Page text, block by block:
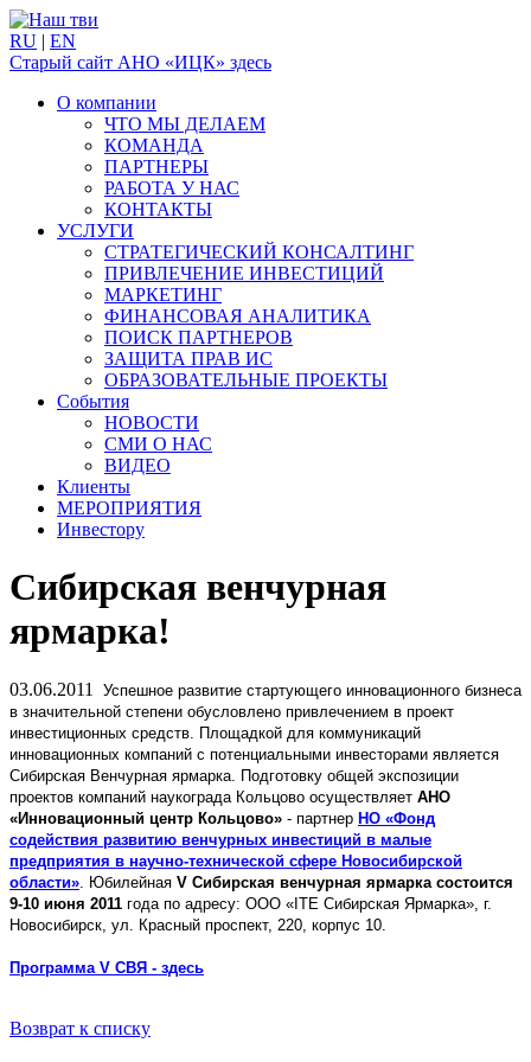
RU | EN
Старый сайт АНО «ИЦК» здесь
О компании
ЧТО МЫ ДЕЛАЕМ
КОМАНДА
ПАРТНЕРЫ
РАБОТА У НАС
КОНТАКТЫ
УСЛУГИ
СТРАТЕГИЧЕСКИЙ КОНСАЛТИНГ
ПРИВЛЕЧЕНИЕ ИНВЕСТИЦИЙ
МАРКЕТИНГ
ФИНАНСОВАЯ АНАЛИТИКА
ПОИСК ПАРТНЕРОВ
ЗАЩИТА ПРАВ ИС
ОБРАЗОВАТЕЛЬНЫЕ ПРОЕКТЫ
События
НОВОСТИ
СМИ О НАС
ВИДЕО
Клиенты
МЕРОПРИЯТИЯ
Инвестору
Сибирская венчурная
ярмарка!
03.06.2011
Успешное развитие стартующего инновационного бизнеса
в значительной степени обусловлено привлечением в проект
инвестиционных средств. Площадкой для коммуникаций
инновационных компаний с потенциальными инвесторами является
Сибирская Венчурная ярмарка. Подготовку общей экспозиции
проектов компаний наукограда Кольцово осуществляет АНО
«Инновационный центр Кольцово» - партнер НО «Фонд
содействия развитию венчурных инвестиций в малые
предприятия в научно-технической сфере Новосибирской
области» . Юбилейная V Сибирская венчурная ярмарка состоится
9-10 июня 2011 года по адресу: OOO «ITE Сибирская Ярмарка», г.
Новосибирск, ул. Красный проспект, 220, корпус 10.
Программа V СВЯ - здесь
Возврат к списку